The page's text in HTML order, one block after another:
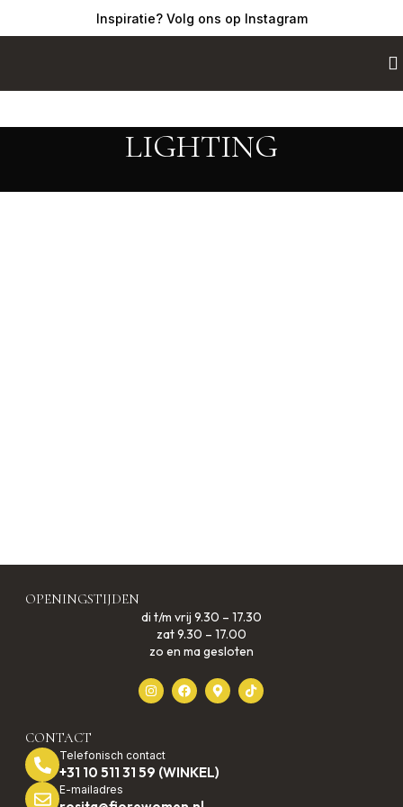
Inspiratie? Volg ons op Instagram
LIGHTING
OPENINGSTIJDEN
di t/m vrij 9.30 – 17.30
zat 9.30 – 17.00
zo en ma gesloten
CONTACT
Telefonisch contact
+31 10 511 31 59 (WINKEL)
E-mailadres